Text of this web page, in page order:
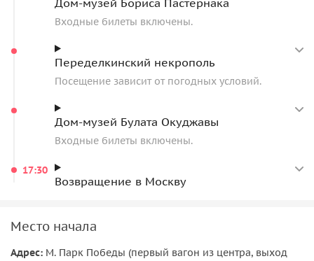
Входные билеты включены.
Переделкинский некрополь
Посещение зависит от погодных условий.
Дом-музей Булата Окуджавы
Входные билеты включены.
17:30
Возвращение в Москву
Место начала
Адрес: М. Парк Победы (первый вагон из центра, выход